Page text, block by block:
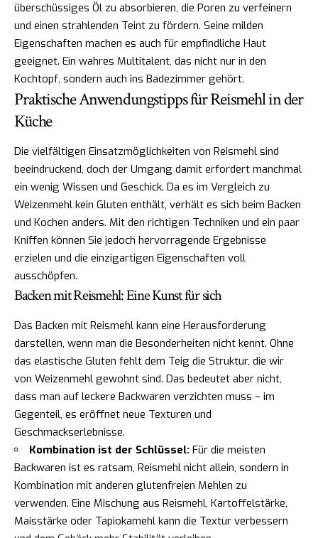
überschüssiges Öl zu absorbieren, die Poren zu verfeinern
und einen strahlenden Teint zu fördern. Seine milden
Eigenschaften machen es auch für empfindliche Haut
geeignet. Ein wahres Multitalent, das nicht nur in den
Kochtopf, sondern auch ins Badezimmer gehört.
Praktische Anwendungstipps für Reismehl in der
Küche
Die vielfältigen Einsatzmöglichkeiten von Reismehl sind
beeindruckend, doch der Umgang damit erfordert manchmal
ein wenig Wissen und Geschick. Da es im Vergleich zu
Weizenmehl kein Gluten enthält, verhält es sich beim Backen
und Kochen anders. Mit den richtigen Techniken und ein paar
Kniffen können Sie jedoch hervorragende Ergebnisse
erzielen und die einzigartigen Eigenschaften voll
ausschöpfen.
Backen mit Reismehl: Eine Kunst für sich
Das Backen mit Reismehl kann eine Herausforderung
darstellen, wenn man die Besonderheiten nicht kennt. Ohne
das elastische Gluten fehlt dem Teig die Struktur, die wir
von Weizenmehl gewohnt sind. Das bedeutet aber nicht,
dass man auf leckere Backwaren verzichten muss – im
Gegenteil, es eröffnet neue Texturen und
Geschmackserlebnisse.
Kombination ist der Schlüssel: Für die meisten
Backwaren ist es ratsam, Reismehl nicht allein, sondern in
Kombination mit anderen glutenfreien Mehlen zu
verwenden. Eine Mischung aus Reismehl, Kartoffelstärke,
Maisstärke oder Tapiokamehl kann die Textur verbessern